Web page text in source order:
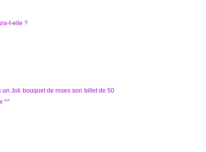
t-elle ?
Joli bouquet de roses son billet de 50
^^